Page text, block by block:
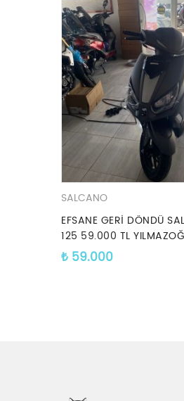
SALCANO
EFSANE GERİ DÖNDÜ
125 59.000 TL
MOTOR’DA
₺ 59.000